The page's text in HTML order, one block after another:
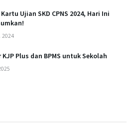
Ujian SKD CPNS 2024, Hari Ini
2024
KJP Plus dan BPMS untuk Sekolah